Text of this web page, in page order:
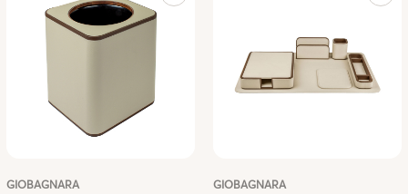
GIOBAGNARA
GIOBAGNARA